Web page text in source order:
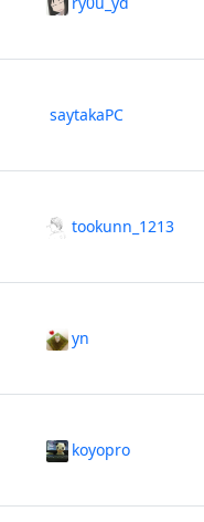
saytakaPC
tookunn_1213
yn
koyopro